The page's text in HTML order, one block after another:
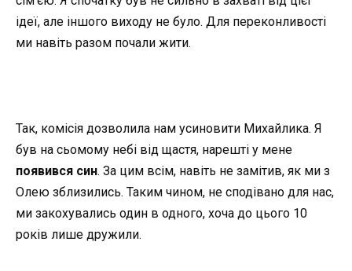
ідеї, але іншого виходу не було. Для переконливості
ми навіть разом почали жити.
Так, комісія дозволила нам усиновити Михайлика. Я
був на сьомому небі від щастя, нарешті у мене
появився син. За цим всім, навіть не замітив, як ми з
Олею зблизились. Таким чином, не сподівано для нас,
ми закохувались один в одного, хоча до цього 10
років лише дружили.